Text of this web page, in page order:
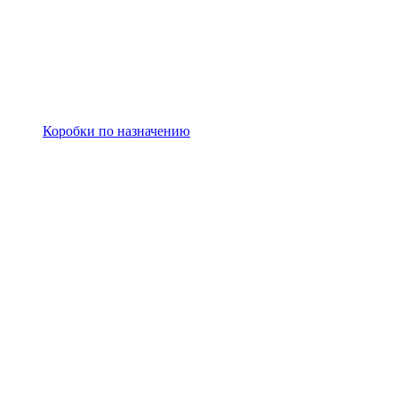
Коробки по назначению